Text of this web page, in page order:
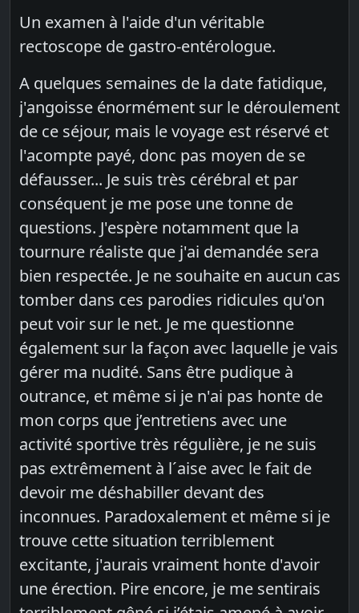
Un examen à l'aide d'un véritable
rectoscope de gastro-entérologue.
A quelques semaines de la date fatidique,
j'angoisse énormément sur le déroulement
de ce séjour, mais le voyage est réservé et
l'acompte payé, donc pas moyen de se
défausser... Je suis très cérébral et par
conséquent je me pose une tonne de
questions. J'espère notamment que la
tournure réaliste que j'ai demandée sera
bien respectée. Je ne souhaite en aucun cas
tomber dans ces parodies ridicules qu'on
peut voir sur le net. Je me questionne
également sur la façon avec laquelle je vais
gérer ma nudité. Sans être pudique à
outrance, et même si je n'ai pas honte de
mon corps que j’entretiens avec une
activité sportive très régulière, je ne suis
pas extrêmement à l´aise avec le fait de
devoir me déshabiller devant des
inconnues. Paradoxalement et même si je
trouve cette situation terriblement
excitante, j'aurais vraiment honte d'avoir
une érection. Pire encore, je me sentirais